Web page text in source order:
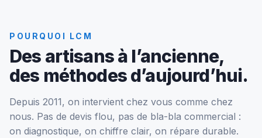
POURQUOI LCM
Des artisans à l’ancienne,
des méthodes d’aujourd’hui.
Depuis 2011, on intervient chez vous comme chez
nous. Pas de devis flou, pas de bla-bla commercial :
on diagnostique, on chiffre clair, on répare durable.